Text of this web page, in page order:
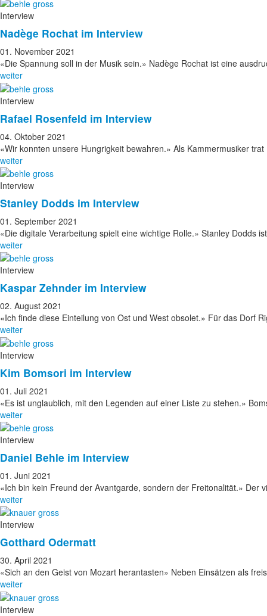
Interview
Nadège Rochat im Interview
01. November 2021
«Die Spannung soll in der Musik sein.» Nadège Rochat ist eine
weiter
Interview
Rafael Rosenfeld im Interview
04. Oktober 2021
«Wir konnten unsere Hungrigkeit bewahren.» Als Kammermusiker
weiter
Interview
Stanley Dodds im Interview
01. September 2021
«Die digitale Verarbeitung spielt eine wichtige Rolle.» Stanley Dodds
weiter
Interview
Kaspar Zehnder im Interview
02. August 2021
«Ich finde diese Einteilung von Ost und West obsolet.» Für das Dorf
weiter
Interview
Kim Bomsori im Interview
01. Juli 2021
«Es ist unglaublich, mit den Legenden auf einer Liste zu stehen.»
weiter
Interview
Daniel Behle im Interview
01. Juni 2021
«Ich bin kein Freund der Avantgarde, sondern der Freitonalität.» Der
weiter
Interview
Gotthard Odermatt
30. April 2021
«Sich an den Geist von Mozart herantasten» Neben Einsätzen als
weiter
Interview